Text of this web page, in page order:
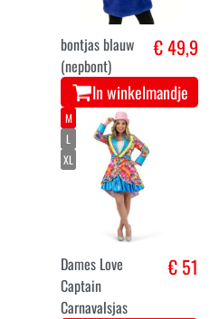
bontjas blauw
(nepbont)
€ 49,9
In winkelmandje
M
L
XL
Dames Love
Captain
Carnavalsjas
€ 51